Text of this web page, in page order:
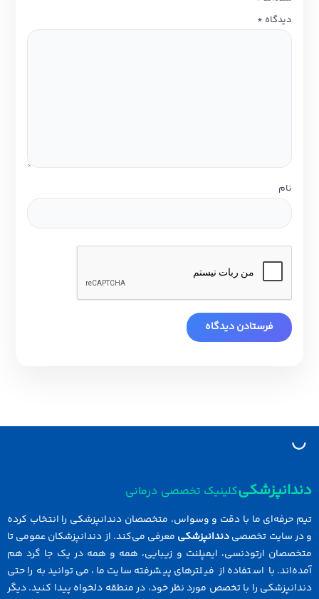
دیدگاه*
کلینیک تخصصی درمانی
حرفه‌ای ما با دقت و وسواس، متخصصان دندانپزشکی را انتخاب کرده
سایت تخصصیدندانپزشکیمعرفی می‌کند. از دندانپزشکان عمومی تا
ارتودنسی، ایمپلنت و زیبایی، همه و همه در یک جا گرد هم
با استفاده از فیلترهای پیشرفته سایت ما، می‌توانید به راحتی
را با تخصص مورد نظر خود، در منطقه دلخواه پیدا کنید. دیگر